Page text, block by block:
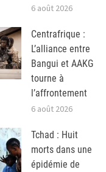
6 août 2026
Centrafrique :
L’alliance entre
Bangui et AAKG
tourne à
l’affrontement
6 août 2026
Tchad : Huit
morts dans une
épidémie de